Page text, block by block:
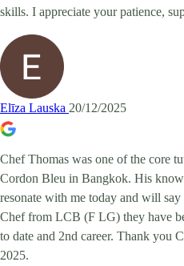
skills. I appreciate your patience,
Elīza Lauska 20/12/2025
Chef Thomas was one of the core
Cordon Bleu in Bangkok. His
resonate with me today and will
Chef from LCB (F LG) they have
to date and 2nd career. Thank you
2025.